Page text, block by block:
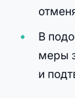
В
меры
и